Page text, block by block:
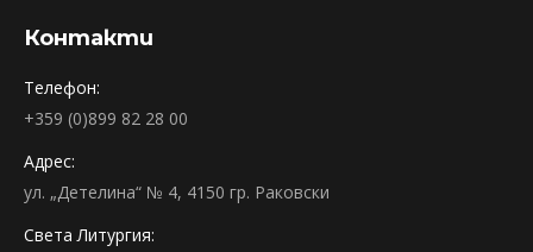
Контакти
Телефон:
+359 (0)899 82 28 00
Адрес:
ул. „Детелина“ № 4, 4150 гр. Раковски
Света Литургия: